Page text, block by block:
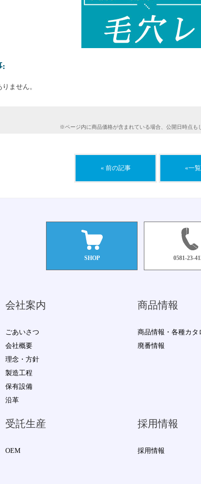
:
ません。
※ページ内に商品価格が含まれている場合、公開日時点も
« 前の記事 «一
SHOP 0581-23-
会社案内
ごあいさつ
会社概要
理念・方針
製造工程
保有設備
沿革
商品情報
商品情報・各種カタ
廃番情報
受託生産
OEM
採用情報
採用情報